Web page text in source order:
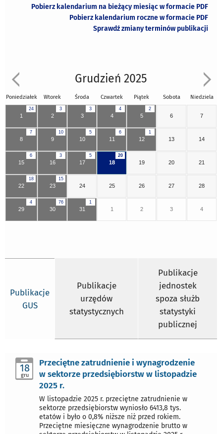
Pobierz kalendarium na bieżący miesiąc w formacie PDF
Pobierz kalendarium roczne w formacie PDF
Sprawdź zmiany terminów publikacji
Grudzień 2025
Poniedziałek Wtorek Środa Czwartek Piątek Sobota Niedziela
24
1
3
2
3
3
4
4
2
5 6 7
7
8
10
9
5
10
6
11
1
12 13 14
6
15
3
16
5
17
20
18 19 20 21
18
22
15
23 24 25 26 27 28
4
29
76
30
1
31 1 2 3 4
Publikacje
GUS
Publikacje
urzędów
statystycznych
Publikacje
jednostek
spoza służb
statystyki
publicznej
18
gru
Przeciętne zatrudnienie i wynagrodzenie
w sektorze przedsiębiorstw w listopadzie
2025 r.
W listopadzie 2025 r. przeciętne zatrudnienie w
sektorze przedsiębiorstw wyniosło 6413,8 tys.
etatów i było o 0,8% niższe niż przed rokiem.
Przeciętne miesięczne wynagrodzenie brutto w